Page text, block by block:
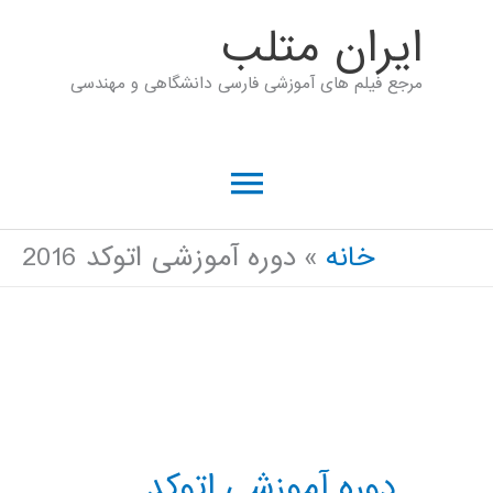
ايران متلب
مرجع فیلم های آموزشی فارسی دانشگاهی و مهندسی
فهرست
اصلی
خانه دوره آموزشی اتوکد 2016